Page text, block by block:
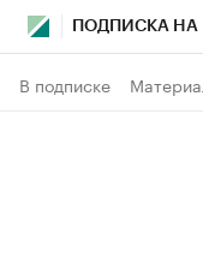
ПОДПИСКА НА
В подписке